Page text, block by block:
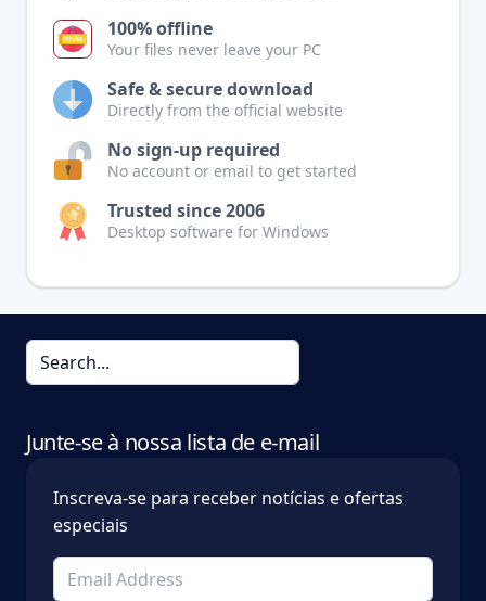
100% offline
Your files never leave your PC
Safe & secure download
Directly from the official website
No sign-up required
No account or email to get started
Trusted since 2006
Desktop software for Windows
Junte-se à nossa lista de e-mail
Inscreva-se para receber notícias e ofertas
especiais